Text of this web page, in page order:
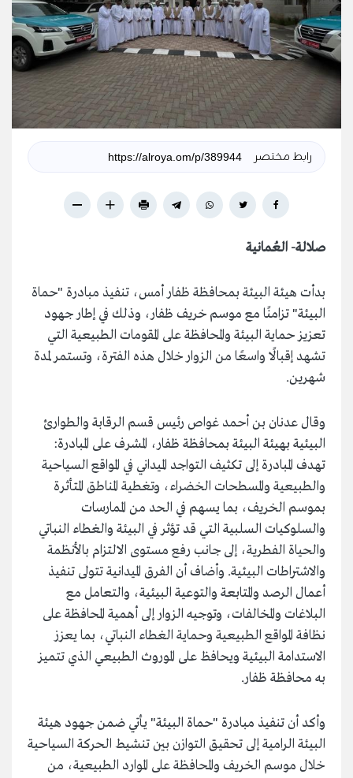
رابط مختصر
صلالة- العُمانية
بدأت هيئة البيئة بمحافظة ظفار أمس، تنفيذ مبادرة "حماة
البيئة" تزامنًا مع موسم خريف ظفار، وذلك في إطار جهود
تعزيز حماية البيئة والمحافظة على المقومات الطبيعية التي
تشهد إقبالًا واسعًا من الزوار خلال هذه الفترة، وتستمر لمدة
شهرين.
وقال عدنان بن أحمد غواص رئيس قسم الرقابة والطوارئ
البيئية بهيئة البيئة بمحافظة ظفار، المشرف على المبادرة:
تهدف المبادرة إلى تكثيف التواجد الميداني في المواقع السياحية
والطبيعية والمسطحات الخضراء، وتغطية المناطق المتأثرة
بموسم الخريف، بما يسهم في الحد من الممارسات
والسلوكيات السلبية التي قد تؤثر في البيئة والغطاء النباتي
والحياة الفطرية، إلى جانب رفع مستوى الالتزام بالأنظمة
والاشتراطات البيئية. وأضاف أن الفرق الميدانية تتولى تنفيذ
أعمال الرصد والمتابعة والتوعية البيئية، والتعامل مع
البلاغات والمخالفات، وتوجيه الزوار إلى أهمية المحافظة على
نظافة المواقع الطبيعية وحماية الغطاء النباتي، بما يعزز
الاستدامة البيئية ويحافظ على الموروث الطبيعي الذي تتميز
به محافظة ظفار.
وأكد أن تنفيذ مبادرة "حماة البيئة" يأتي ضمن جهود هيئة
البيئة الرامية إلى تحقيق التوازن بين تنشيط الحركة السياحية
خلال موسم الخريف والمحافظة على الموارد الطبيعية، من